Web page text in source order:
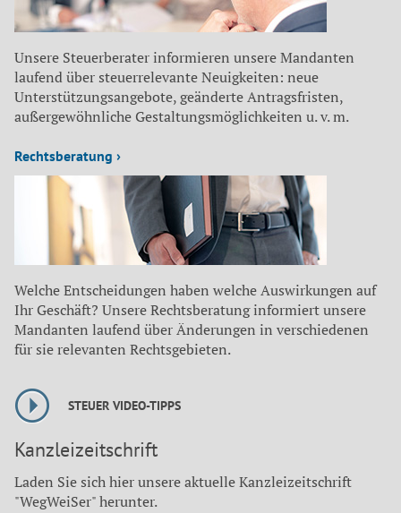
Unsere Steuerberater informieren unsere Mandanten
laufend über steuerrelevante Neuigkeiten: neue
Unterstützungsangebote, geänderte Antragsfristen,
außergewöhnliche Gestaltungsmöglichkeiten u. v. m.
Rechtsberatung ›
Welche Entscheidungen haben welche Auswirkungen auf
Ihr Geschäft? Unsere Rechtsberatung informiert unsere
Mandanten laufend über Änderungen in verschiedenen
für sie relevanten Rechtsgebieten.
STEUER VIDEO-TIPPS
Kanzleizeitschrift
Laden Sie sich hier unsere aktuelle Kanzleizeitschrift
"WegWeiSer" herunter.